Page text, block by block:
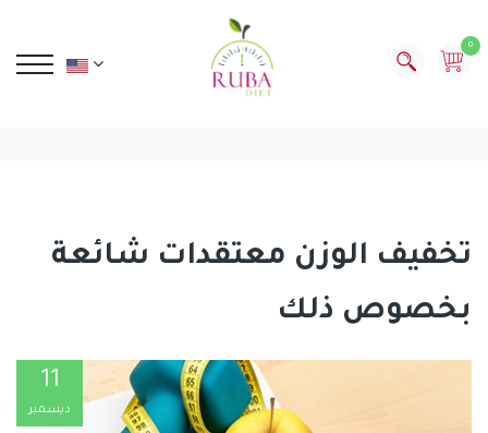
0
تخفيف الوزن معتقدات شائعة
بخصوص ذلك
11
ديسمبر